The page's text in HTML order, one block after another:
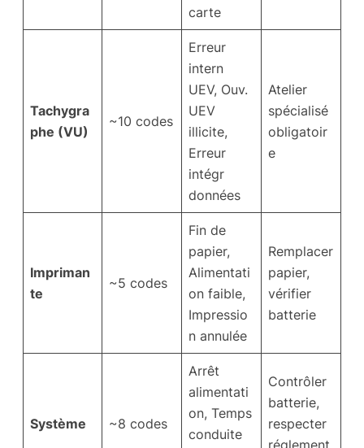
carte
Tachygra
phe (VU)
~10 codes
Erreur
intern
UEV, Ouv.
UEV
illicite,
Erreur
intégr
données
Atelier
spécialisé
obligatoir
e
Impriman
te
~5 codes
Fin de
papier,
Alimentati
on faible,
Impressio
n annulée
Remplacer
papier,
vérifier
batterie
Système ~8 codes
Arrêt
alimentati
on, Temps
conduite
Contrôler
batterie,
respecter
réglement